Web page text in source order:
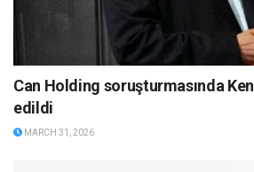
Can Holding soruşturmasında
edildi
MARCH 31, 2026